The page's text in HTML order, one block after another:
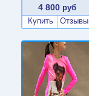
4 800 руб
Купить
Отзывы